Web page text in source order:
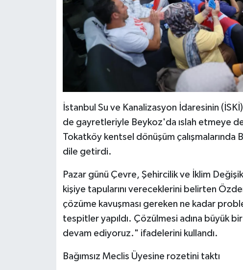
İstanbul Su ve Kanalizasyon İdaresinin
de gayretleriyle Beykoz'da ıslah etmeye
Tokatköy kentsel dönüşüm
dile getirdi.
Pazar günü Çevre, Şehircilik ve İklim
kişiye tapularını vereceklerini belirten
çözüme kavuşması gereken ne kadar
tespitler yapıldı. Çözülmesi adına büyük
devam ediyoruz." ifadelerini kullandı.
Bağımsız Meclis Üyesine rozetini taktı